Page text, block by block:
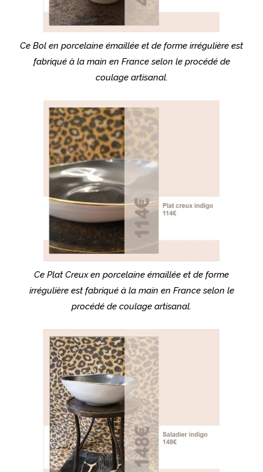
Ce Bol en porcelaine émaillée et de forme irrégulière est
fabriqué à la main en France selon le procédé de
coulage artisanal.
Ce Plat Creux en porcelaine émaillée et de forme
irrégulière est fabriqué à la main en France selon le
procédé de coulage artisanal.